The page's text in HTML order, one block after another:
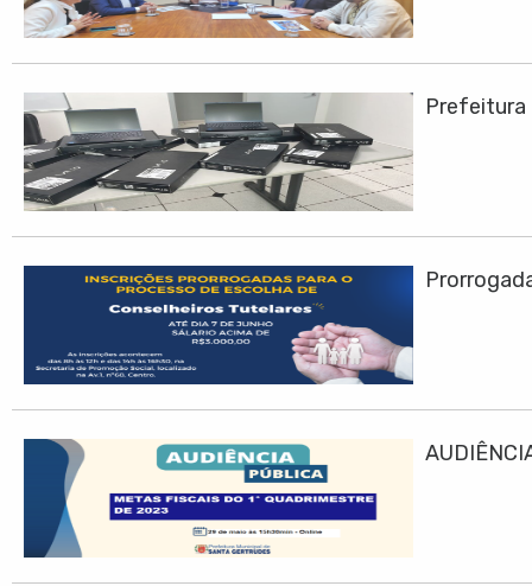
Prefeitura